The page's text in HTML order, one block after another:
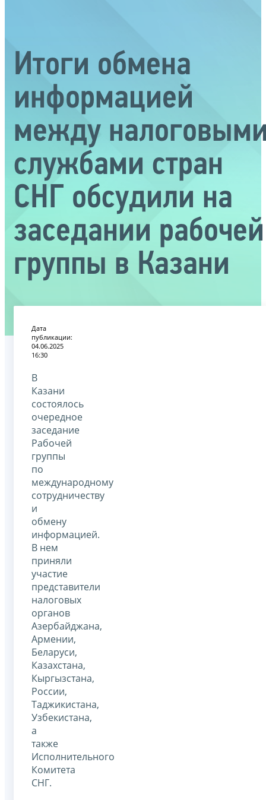
Итоги обмена
информацией
между
службами стран
СНГ обсудили на
заседании рабочей
группы в Казани
Дата
публикации:
04.06.2025
16:30
В
Казани
состоялось
очередное
заседание
Рабочей
группы
по
международному
сотрудничеству
и
обмену
информацией.
В нем
приняли
участие
представители
налоговых
органов
Азербайджана,
Армении,
Беларуси,
Казахстана,
Кыргызстана,
России,
Таджикистана,
Узбекистана,
а
также
Исполнительного
Комитета
СНГ.